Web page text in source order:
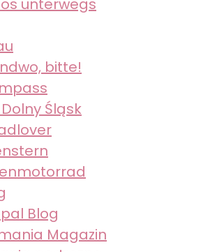
unterwegs
bitte!
Śląsk
Blog
Magazin